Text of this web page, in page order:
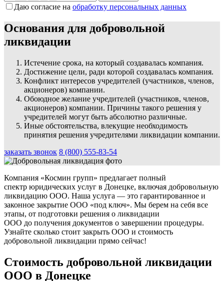
Даю согласие на обработку персональных данных
Основания для добровольной
ликвидации
Истечение срока, на который создавалась компания.
Достижение цели, ради которой создавалась компания.
Конфликт интересов учредителей (участников, членов,
акционеров) компании.
Обоюдное желание учредителей (участников, членов,
акционеров) компании. Причины такого решения у
учредителей могут быть абсолютно различные.
Иные обстоятельства, влекущие необходимость
принятия решения учредителями ликвидации компании.
заказать звонок 8 (800) 555-83-54
Компания «Космин групп» предлагает полный
спектр юридических услуг в Донецке, включая добровольную
ликвидацию ООО. Наша услуга — это гарантированное и
законное закрытие ООО «под ключ». Мы берем на себя все
этапы, от подготовки решения о ликвидации
ООО до получения документов о завершении процедуры.
Узнайте сколько стоит закрыть ООО и стоимость
добровольной ликвидации прямо сейчас!
Стоимость добровольной ликвидации
ООО в Донецке